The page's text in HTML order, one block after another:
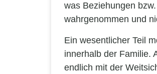
was Beziehungen
wahrgenommen und
Ein wesentlicher Teil
innerhalb der Familie.
endlich mit der